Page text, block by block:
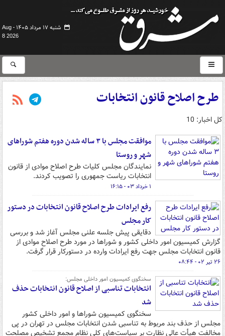
شنبه ۱۷ مرداد ۱۴۰۵ -
Aug
8 2026
طرح اصلاح قانون انتخابات
کل اخبار: 10
موافقت مجلس با ۳ ساله شدن دوره هفتم شوراهای
شهر و روستا
نمایندگان مجلس کلیات طرح اصلاح موادی از قانون
انتخابات ریاست جمهوری را تصویب کردند.
۱ خرداد ۰۳ - ۱۶:۱۵
رفع ایرادات طرح اصلاح قانون انتخابات در دستور
کار مجلس
دقایقی پیش جلسه علنی مجلس آغاز شد و بررسی
گزارش کمیسیون امور داخلی کشور و شوراها در مورد طرح اصلاح موادی از
قانون انتخابات مجلس جهت رفع ایرادات وارده در دستورکار قرار گرفت.
۲۶ تیر ۰۲ - ۰۸:۴۴
سخنگوی کمیسیون امور داخلی مجلس:
انتخابات تناسبی از اصلاح قانون انتخابات حذف
شد
سخنگوی کمیسیون شوراها و امور داخلی کشور
مجلس از حذف بند مربوط به تناسبی شدن انتخابات مجلس در تهران در پی
مخالفت هیأت عالی نظارت بر سیاست‌های کلی نظام مجمع تشخیص مصلحت